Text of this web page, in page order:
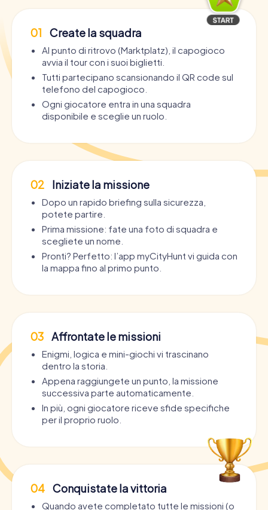
01 Create la squadra
Al punto di ritrovo (Marktplatz), il capogioco
avvia il tour con i suoi biglietti.
Tutti partecipano scansionando il QR code sul
telefono del capogioco.
Ogni giocatore entra in una squadra
disponibile e sceglie un ruolo.
02 Iniziate la missione
Dopo un rapido briefing sulla sicurezza,
potete partire.
Prima missione: fate una foto di squadra e
scegliete un nome.
Pronti? Perfetto: l’app myCityHunt vi guida con
la mappa fino al primo punto.
03 Affrontate le missioni
Enigmi, logica e mini-giochi vi trascinano
dentro la storia.
Appena raggiungete un punto, la missione
successiva parte automaticamente.
In più, ogni giocatore riceve sfide specifiche
per il proprio ruolo.
04 Conquistate la vittoria
Quando avete completato tutte le missioni (o